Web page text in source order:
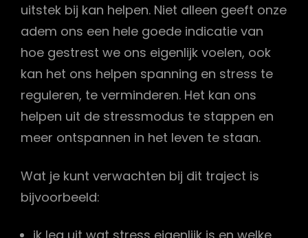
uitstek bij kan helpen. Niet alleen geeft onze
adem ons een hele goede indicatie van
hoe gestrest we ons eigenlijk voelen, ook
kan het ons helpen spanning en stress te
reguleren, te verminderen. Het kan ons
helpen uit de stressmodus te stappen en
meer ontspannen in het leven te staan.
Wat je kunt verwachten bij dit traject is
bijvoorbeeld: